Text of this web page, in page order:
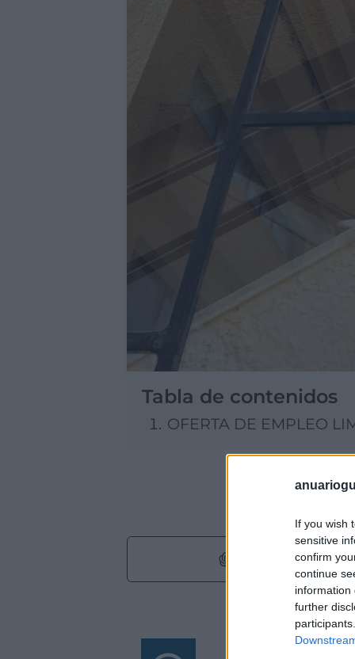
If you wish
sensitive
confirm
continue
information
further
Tabla de contenidos
OFERTA DE EMPLEO